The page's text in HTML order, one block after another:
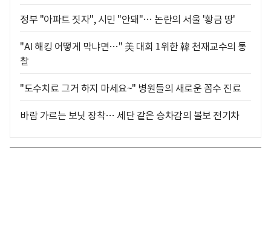
정부 "아파트 짓자", 시민 "안돼"… 논란의 서울 '황금 땅'
"AI 해킹 어떻게 막냐면…" 美 대회 1위한 韓 천재교수의 통
찰
"도수치료 그거 하지 마세요~" 병원들의 새로운 꼼수 진료
바람 가르는 보닛 장착… 세단 같은 승차감의 볼보 전기차